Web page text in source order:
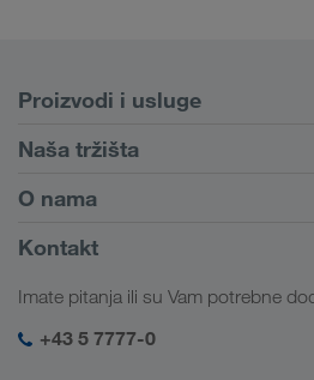
Proizvodi i usluge
Drumski transport
Portal za klijente CONNECT
Digitalna rešenja
Rešenja za industriju
Naša tržišta
Evropa
Kavkaz
Centralna Azija
Bliski Istok
O nama
Informacije o preduzeću
Društvena odgovornost
SHEQ menadžment
Kontakt
Imate pitanja ili su Vam potrebne
+43 5 7777-0